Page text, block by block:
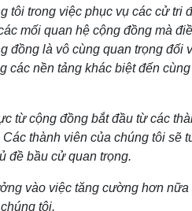
tôi trong việc phục vụ các cử
mối quan hệ cộng đồng mà
đồng là vô cùng quan trọng đối
các nền tảng khác biệt đến
từ cộng đồng bắt đầu từ các
Các thành viên của chúng tôi sẽ
đề bầu cử quan trọng.
vào việc tăng cường hơn
tôi.